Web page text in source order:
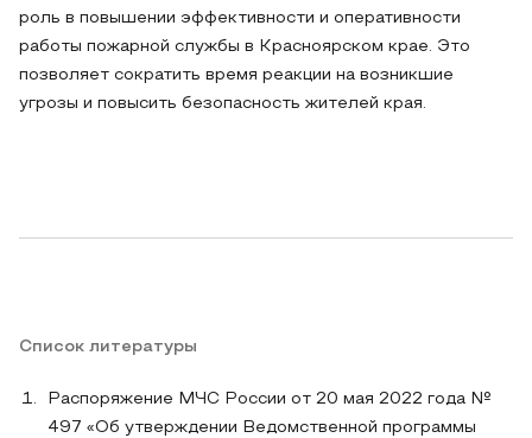
роль в повышении эффективности и оперативности
работы пожарной службы в Красноярском крае. Это
позволяет сократить время реакции на возникшие
угрозы и повысить безопасность жителей края.
Список литературы
Распоряжение МЧС России от 20 мая 2022 года №
497 «Об утверждении Ведомственной программы